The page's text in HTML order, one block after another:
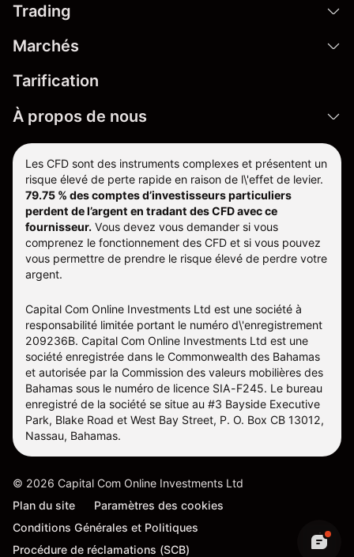
Trading
Marchés
Tarification
À propos de nous
Les CFD sont des instruments complexes et présentent un
risque élevé de perte rapide en raison de l\'effet de levier.
79.75 % des comptes d’investisseurs particuliers
perdent de l’argent en tradant des CFD avec ce
fournisseur. Vous devez vous demander si vous
comprenez le fonctionnement des CFD et si vous pouvez
vous permettre de prendre le risque élevé de perdre votre
argent.
Capital Com Online Investments Ltd est une société à
responsabilité limitée portant le numéro d\'enregistrement
209236B. Capital Com Online Investments Ltd est une
société enregistrée dans le Commonwealth des Bahamas
et autorisée par la Commission des valeurs mobilières des
Bahamas sous le numéro de licence SIA-F245. Le bureau
enregistré de la société se situe au #3 Bayside Executive
Park, Blake Road et West Bay Street, P. O. Box CB 13012,
Nassau, Bahamas.
© 2026 Capital Com Online Investments Ltd
Plan du site
Paramètres des cookies
Conditions Générales et Politiques
Procédure de réclamations (SCB)